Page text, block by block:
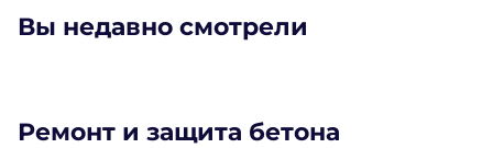
Вы недавно смотрели
Ремонт и защита бетона